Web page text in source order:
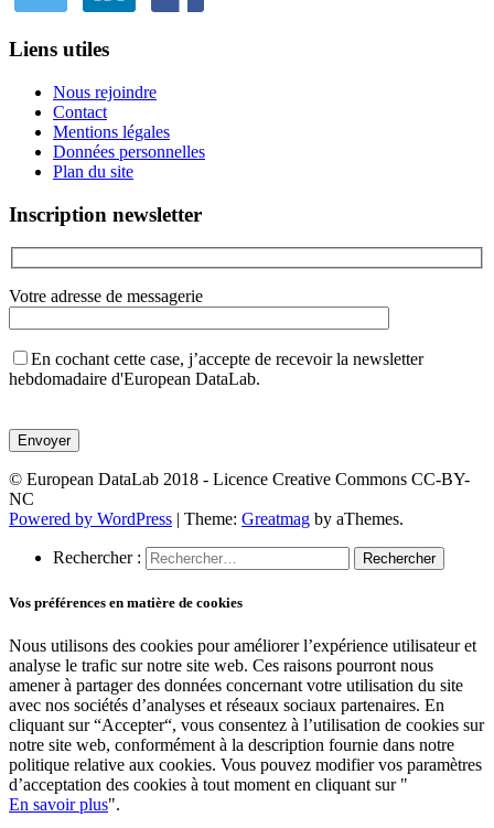
Liens utiles
Nous rejoindre
Contact
Mentions légales
Données personnelles
Plan du site
Inscription newsletter
Votre adresse de messagerie
En cochant cette case, j’accepte de recevoir la newsletter
hebdomadaire d'European DataLab.
laisser
ce
champ
vide.
© European DataLab 2018 - Licence Creative Commons CC-BY-
NC
Powered by WordPress | Theme: Greatmag by aThemes.
Rechercher :
Vos préférences en matière de cookies
Nous utilisons des cookies pour améliorer l’expérience utilisateur et
analyse le trafic sur notre site web. Ces raisons pourront nous
amener à partager des données concernant votre utilisation du site
avec nos sociétés d’analyses et réseaux sociaux partenaires. En
cliquant sur “Accepter“, vous consentez à l’utilisation de cookies sur
notre site web, conformément à la description fournie dans notre
politique relative aux cookies. Vous pouvez modifier vos paramètres
d’acceptation des cookies à tout moment en cliquant sur "
En savoir plus".